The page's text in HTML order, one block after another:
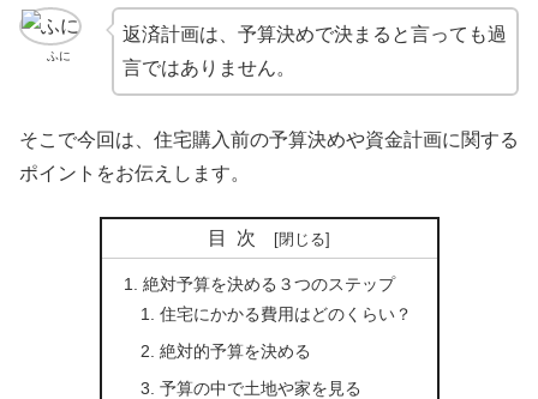
ふに
返済計画は、予算決めで決まると言っても過
言ではありません。
そこで今回は、住宅購入前の予算決めや資金計画に関する
ポイントをお伝えします。
目次
絶対予算を決める３つのステップ
住宅にかかる費用はどのくらい？
絶対的予算を決める
予算の中で土地や家を見る